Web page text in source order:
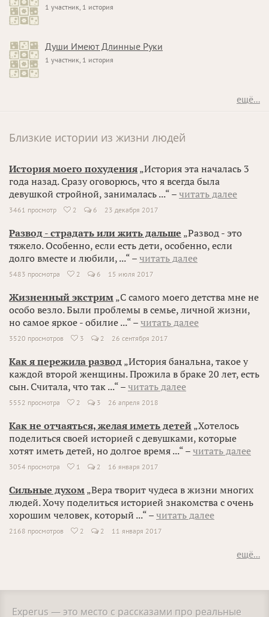
1 участник, 1 история
Души Имеют Длинные Руки
1 участник, 1 история
ещё...
Близкие истории из жизни людей
История моего похудения „История эта началась 3
года назад. Сразу оговорюсь, что я всегда была
девушкой стройной, занималась ...“ – читать далее
3461 просмотр  2 6 23 декабря 2017
Развод - страдать или жить дальше „Развод - это
тяжело. Особенно, если есть дети, особенно, если
долго вместе и любили, ...“ – читать далее
5483 просмотра  2 6 15 июля 2017
Жизненный экстрим „С самого моего детства мне не
особо везло. Были проблемы в семье, личной жизни,
но самое яркое - обилие ...“ – читать далее
3520 просмотров  3 2 26 сентября 2017
Как я пережила развод „История банальна, такое у
каждой второй женщины. Прожила в браке 20 лет, есть
сын. Считала, что так ...“ – читать далее
5552 просмотра  2 3 26 апреля 2018
Как не отчаяться, желая иметь детей „Хотелось
поделиться своей историей с девушками, которые
хотят иметь детей, но долгое время ...“ – читать далее
3054 просмотра  1 2 16 января 2017
Сильные духом „Вера творит чудеса в жизни многих
людей. Хочу поделиться историей знакомства с очень
хорошим человек, который ...“ – читать далее
2168 просмотров  2 2 11 января 2017
ещё...
Experus — это место с рассказами про реальные